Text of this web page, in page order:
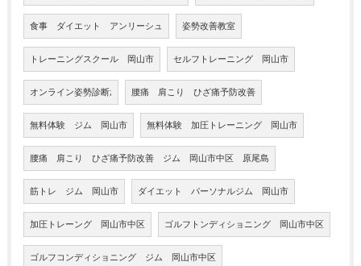
食事 ダイエット アンリーシュ 姿勢改善教室
トレーニングスクール 岡山市 セルフトレーニング 岡山市
オンライン姿勢診断; 腰痛 肩こり ひざ痛予防改善
無料体験 ジム 岡山市 無料体験 加圧トレーニング 岡山市
腰痛 肩こり ひざ痛予防改善 ジム 岡山市中区 原尾島
筋トレ ジム 岡山市 ダイエット パーソナルジム 岡山市
加圧トレーング 岡山市中区 ゴルフトンディショニング 岡山市中区
ゴルフコンディショニング ジム 岡山市中区